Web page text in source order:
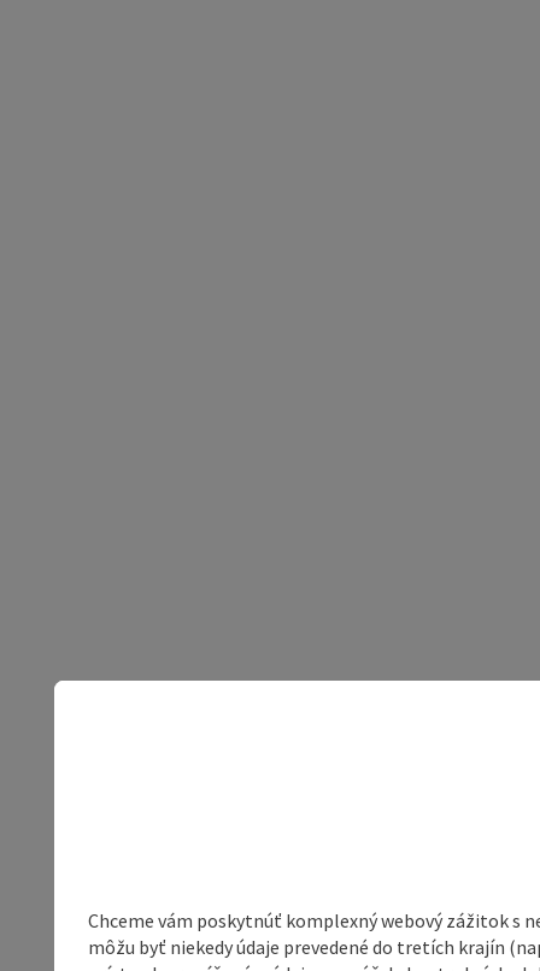
Chceme vám poskytnúť komplexný webový zážitok s
môžu byť niekedy údaje prevedené do tretích krajín